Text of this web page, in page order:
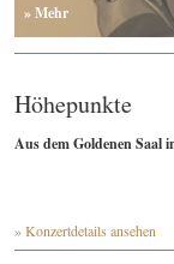
» Mehr
Höhepunkte
Aus dem Goldenen Saal
» Konzertdetails ansehen